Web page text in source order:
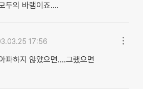
두의 바램이죠....
17:56
파하지 않았으면....그랬으면